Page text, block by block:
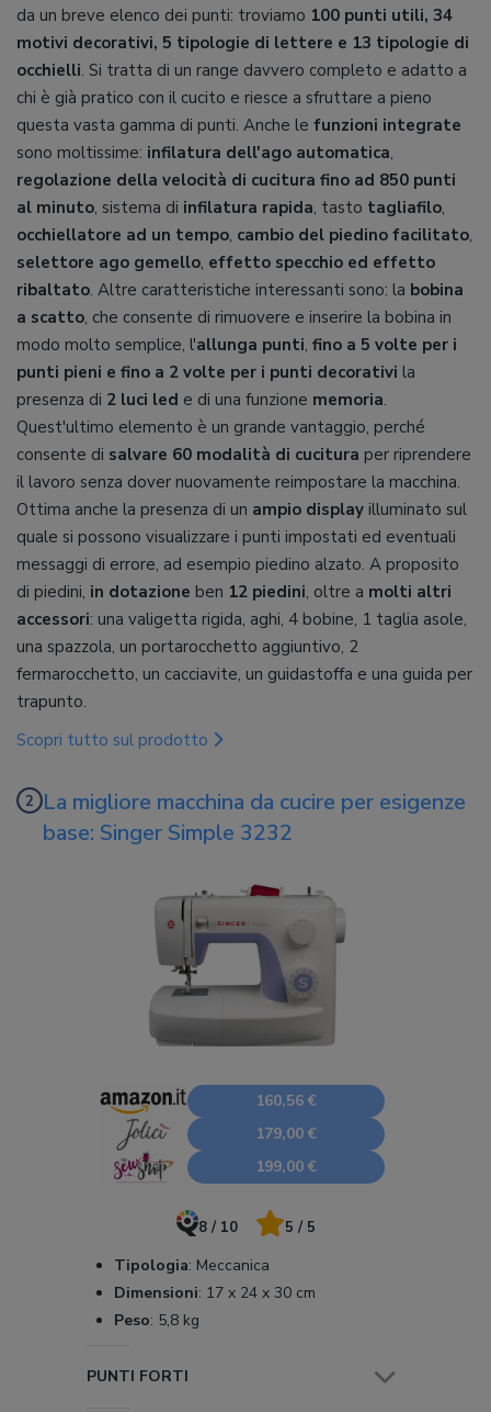
da un breve elenco dei punti: troviamo 100 punti utili, 34
motivi decorativi, 5 tipologie di lettere e 13 tipologie di
occhielli. Si tratta di un range davvero completo e adatto a
chi è già pratico con il cucito e riesce a sfruttare a pieno
questa vasta gamma di punti. Anche le funzioni integrate
sono moltissime: infilatura dell'ago automatica,
regolazione della velocità di cucitura fino ad 850 punti
al minuto, sistema di infilatura rapida, tasto tagliafilo,
occhiellatore ad un tempo, cambio del piedino facilitato,
selettore ago gemello, effetto specchio ed effetto
ribaltato. Altre caratteristiche interessanti sono: la bobina
a scatto, che consente di rimuovere e inserire la bobina in
modo molto semplice, l'allunga punti, fino a 5 volte per i
punti pieni e fino a 2 volte per i punti decorativi la
presenza di 2 luci led e di una funzione memoria.
Quest'ultimo elemento è un grande vantaggio, perché
consente di salvare 60 modalità di cucitura per riprendere
il lavoro senza dover nuovamente reimpostare la macchina.
Ottima anche la presenza di un ampio display illuminato sul
quale si possono visualizzare i punti impostati ed eventuali
messaggi di errore, ad esempio piedino alzato. A proposito
di piedini, in dotazione ben 12 piedini, oltre a molti altri
accessori: una valigetta rigida, aghi, 4 bobine, 1 taglia asole,
una spazzola, un portarocchetto aggiuntivo, 2
fermarocchetto, un cacciavite, un guidastoffa e una guida per
trapunto.
Scopri tutto sul prodotto
La migliore macchina da cucire per esigenze
base: Singer Simple 3232
160,56 €
179,00 €
199,00 €
8 / 10 5 / 5
Tipologia: Meccanica
Dimensioni: 17 x 24 x 30 cm
Peso: 5,8 kg
PUNTI FORTI